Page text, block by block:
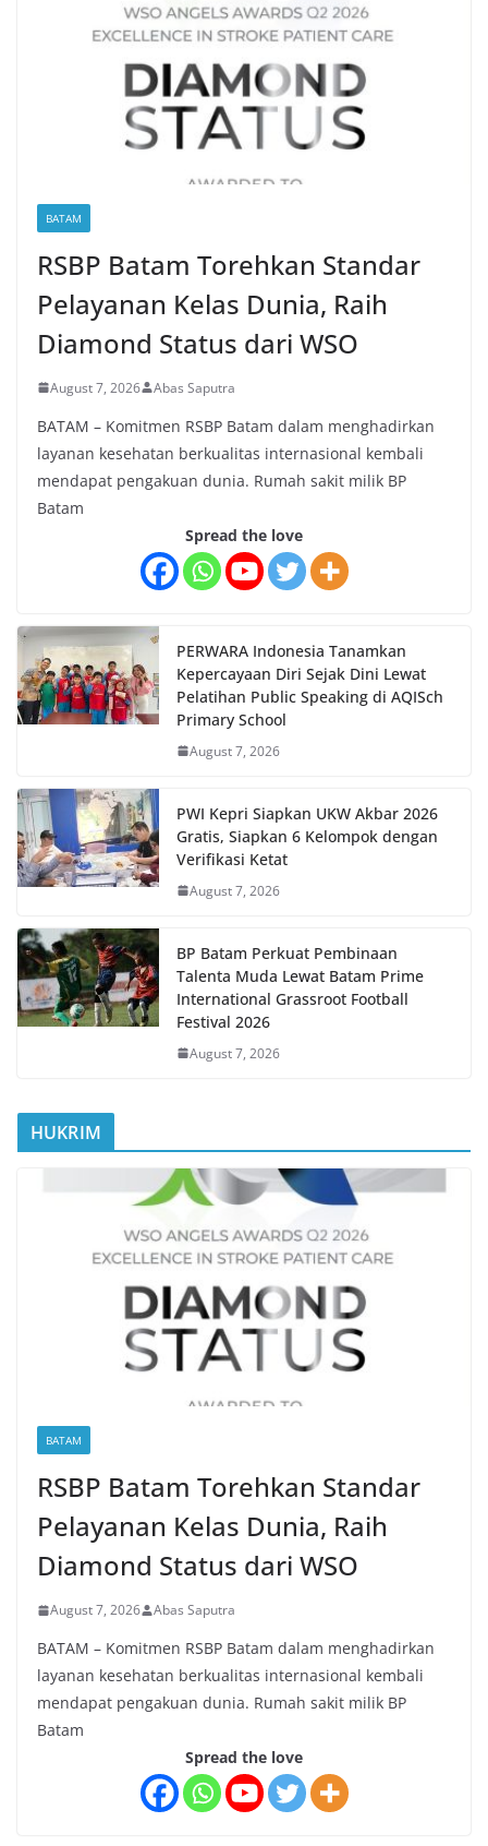
BATAM
RSBP Batam Torehkan Standar
Pelayanan Kelas Dunia, Raih
Diamond Status dari WSO
August 7, 2026 Abas Saputra
BATAM – Komitmen RSBP Batam dalam menghadirkan
layanan kesehatan berkualitas internasional kembali
mendapat pengakuan dunia. Rumah sakit milik BP
Batam
Spread the love
PERWARA Indonesia Tanamkan
Kepercayaan Diri Sejak Dini Lewat
Pelatihan Public Speaking di AQISch
Primary School
August 7, 2026
PWI Kepri Siapkan UKW Akbar 2026
Gratis, Siapkan 6 Kelompok dengan
Verifikasi Ketat
August 7, 2026
BP Batam Perkuat Pembinaan
Talenta Muda Lewat Batam Prime
International Grassroot Football
Festival 2026
August 7, 2026
HUKRIM
BATAM
RSBP Batam Torehkan Standar
Pelayanan Kelas Dunia, Raih
Diamond Status dari WSO
August 7, 2026 Abas Saputra
BATAM – Komitmen RSBP Batam dalam menghadirkan
layanan kesehatan berkualitas internasional kembali
mendapat pengakuan dunia. Rumah sakit milik BP
Batam
Spread the love